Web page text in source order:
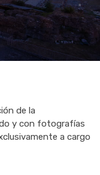
de la
y con fotografías
a cargo